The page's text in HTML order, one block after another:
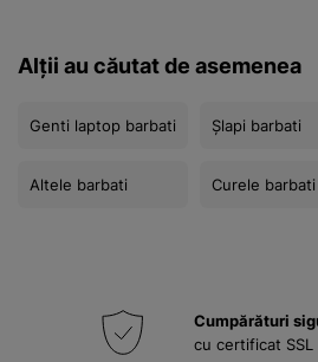
Alții au căutat de asemenea
Genti laptop barbati
Altele barbati
Șlapi barbati
Curele barbati
Cumpărături
cu certificat SSL